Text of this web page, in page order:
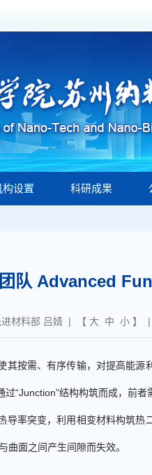
构设置 科研成果
队 Advanced
材料部 吕婧 | 【 大 中 小 】
其按需、有序传输，对提高能
过“Junction”结构构筑而成，前
导率突变，利用相变材料构筑
曲面之间产生间隙而失效。